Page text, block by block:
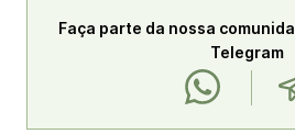
Faça parte da nossa
Telegram